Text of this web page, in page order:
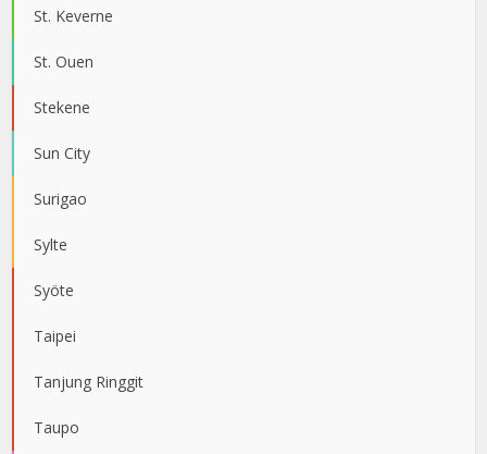
St. Keverne
St. Ouen
Stekene
Sun City
Surigao
Sylte
Syöte
Taipei
Tanjung Ringgit
Taupo